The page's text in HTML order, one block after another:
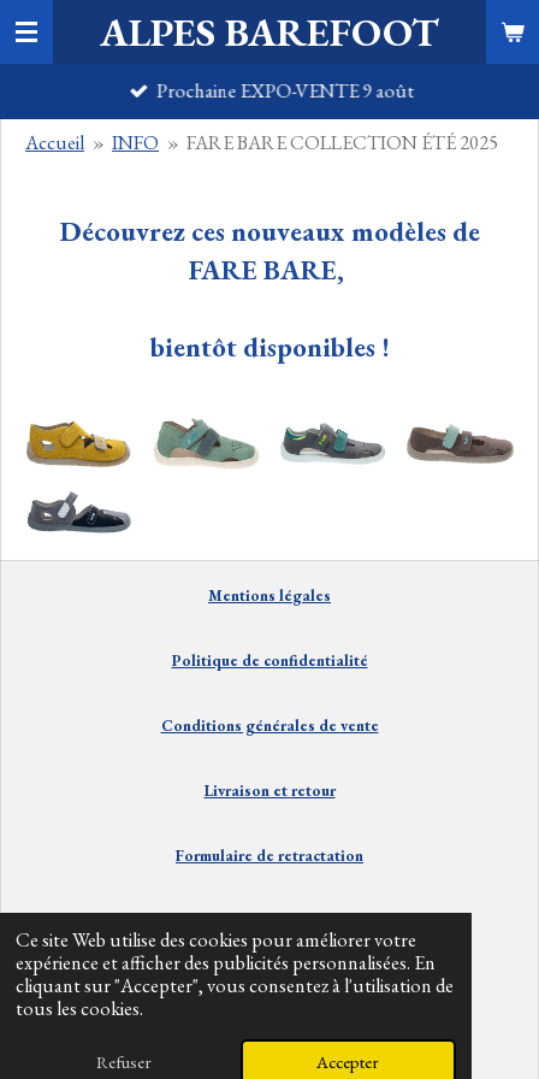
Ce site Web utilise des cookies pour améliorer votre
expérience et afficher des publicités personnalisées. En
cliquant sur "Accepter", vous consentez à l'utilisation de
tous les cookies.
Refuser Accepter
Passer
au
principal
ALPES BAREFOOT
Prochaine EXPO-VENTE 9 août
Accueil » INFO » FARE BARE COLLECTION ÉTÉ 2025
Découvrez ces nouveaux modèles de
FARE BARE,
bientôt disponibles !
Mentions légales
Politique de confidentialité
Conditions générales de vente
Livraison etretour
Formulaire de retractation
Info divers
Webador